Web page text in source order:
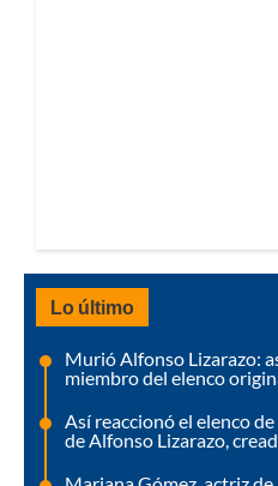
Lo último
Murió Alfonso Lizarazo:
miembro del elenco
Así reaccionó el elenco
de Alfonso Lizarazo,